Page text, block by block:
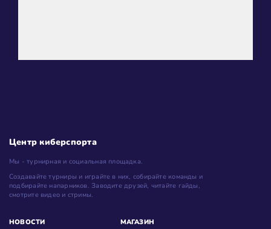
Центр киберспорта
Мы - турнирная и социальная площадка.
Создавайте турниры и играйте в них, собирайте команды и
подбирайте напарников. Заводите друзей, читайте гайды,
смотрите видео и стримы.
НОВОСТИ МАГАЗИН